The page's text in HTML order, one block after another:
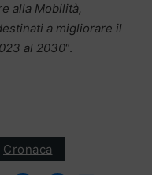
alla Mobilità,
a migliorare il
al 2030“.
Cronaca